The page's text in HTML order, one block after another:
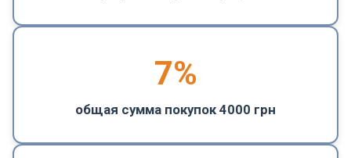
7%
общая сумма покупок 4000 грн